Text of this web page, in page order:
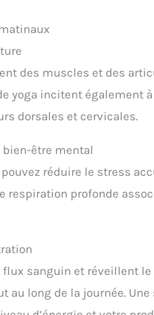
des muscles et des
yoga incitent également
dorsales et cervicales.
être mental
réduire le stress
respiration profonde
sanguin et réveillent
au long de la journée.